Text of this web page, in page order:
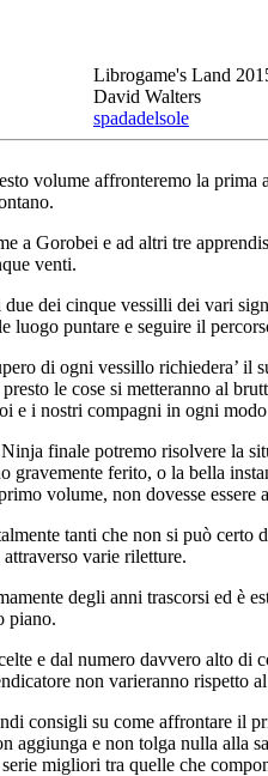
Librogame's Land
David Walters
spadadelsole
volume affronteremo la
a Gorobei e ad altri tre
venti.
dei cinque vessilli dei vari
luogo puntare e seguire il
di ogni vessillo richiedera’ il
le cose si metteranno al
e i nostri compagni in ogni
finale potremo risolvere la
gravemente ferito, o la bella
volume, non dovesse essere
tanti che non si può
varie riletture.
degli anni trascorsi ed è
piano.
e dal numero davvero alto di
non varieranno rispetto
consigli su come affrontare il
aggiunga e non tolga nulla alla
migliori tra quelle che